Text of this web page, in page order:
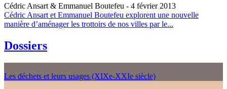
Cédric Ansart & Emmanuel Boutefeu - 4 février 2013
Cédric Ansart et Emmanuel Boutefeu explorent une nouvelle
manière d’aménager les trottoirs de nos villes par le...
Dossiers
Les déchets et leurs usages (XIXe-XXIe siècle)